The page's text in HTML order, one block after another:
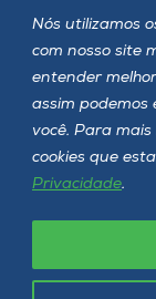
Nós utilizamos
com nosso site
entender
assim
você. Para
cookies que
Privacidade.
Siga a
Política de privacidade